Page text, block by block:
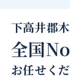
下高井郡
全国
お任せく